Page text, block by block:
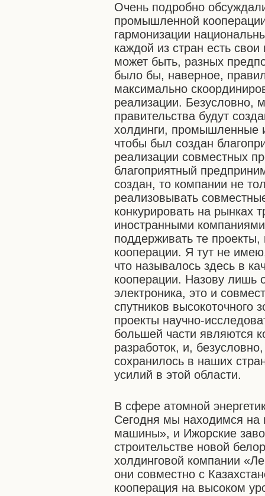
Очень подробно
промышленной
гармонизации
каждой из стран есть
может быть, разных
было бы, наверное,
максимально
реализации. Безусловно,
правительства будут
холдинги, промышленные
чтобы был создан
реализации совместных
благоприятный
создан, то компании не
реализовывать
конкурировать на рынках
иностранными
поддерживать те
кооперации. Я тут не
что называлось здесь в
кооперации. Назову лишь
электроника, это и
спутников высокоточного
проекты научно-
большей части являются
разработок, и,
сохранилось в наших
усилий в этой области.
В сфере атомной
Сегодня мы находимся
машины», и Ижорские
строительстве новой
холдинговой компании
они совместно с
кооперация на высоком